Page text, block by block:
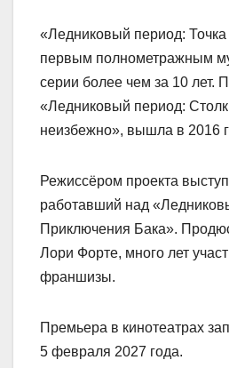
«Ледниковый период: Точка
первым полнометражным
серии более чем за 10 лет.
«Ледниковый период:
неизбежно», вышла в 2016
Режиссёром проекта
работавший над
Приключения Бака».
Лори Форте, много лет
франшизы.
Премьера в кинотеатрах
5 февраля 2027 года.